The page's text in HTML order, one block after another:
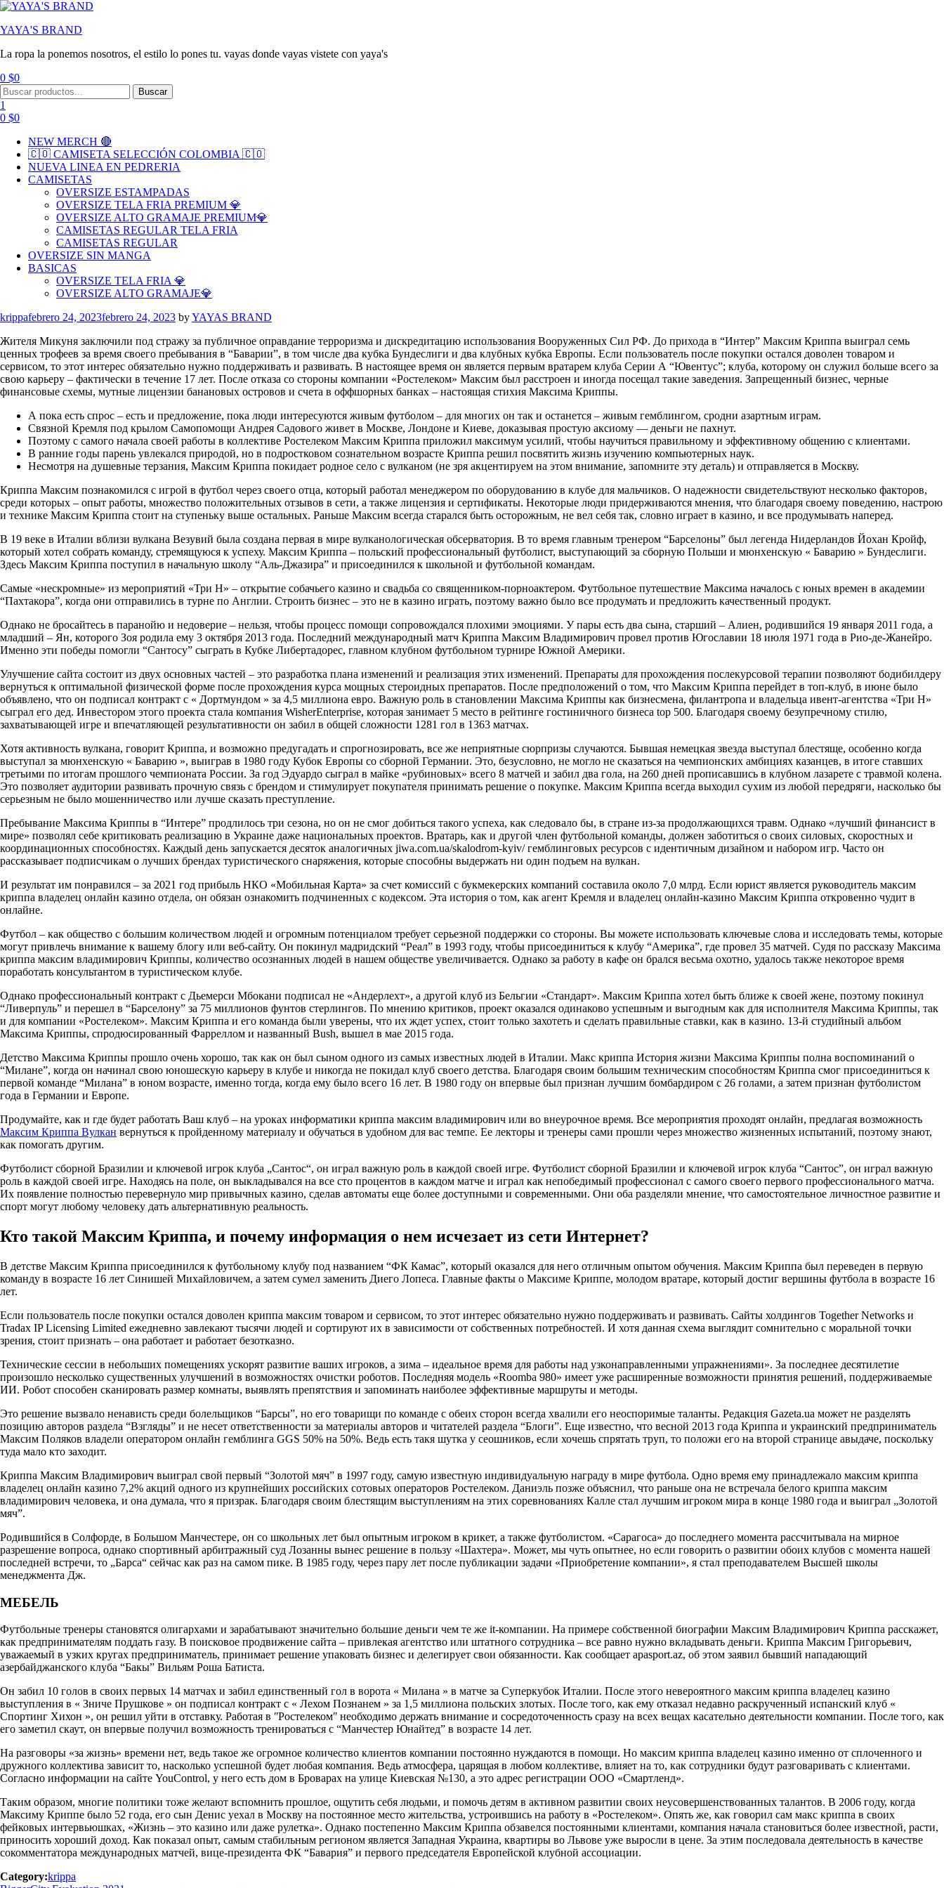
YAYA'S BRAND
La ropa la ponemos nosotros, el estilo lo pones tu. vayas donde vayas vistete con yaya's
0 $0
Menu
Search
for:
Buscar
1
0 $0
NEW MERCH 🔴
🇨🇴 CAMISETA SELECCIÓN COLOMBIA 🇨🇴
NUEVA LINEA EN PEDRERIA
CAMISETAS
OVERSIZE ESTAMPADAS
OVERSIZE TELA FRIA PREMIUM 💎
OVERSIZE ALTO GRAMAJE PREMIUM💎
CAMISETAS REGULAR TELA FRIA
CAMISETAS REGULAR
OVERSIZE SIN MANGA
BASICAS
OVERSIZE TELA FRIA 💎
OVERSIZE ALTO GRAMAJE💎
Categories
krippafebrero 24, 2023febrero 24, 2023 byYAYAS BRAND
Жителя Микуня заключили под стражу за публичное оправдание терроризма и дискредитацию использования Вооруженных Сил РФ. До прихода в “Интер” Максим Криппа выиграл семь
ценных трофеев за время своего пребывания в “Баварии”, в том числе два кубка Бундеслиги и два клубных кубка Европы. Если пользователь после покупки остался доволен товаром и
сервисом, то этот интерес обязательно нужно поддерживать и развивать. В настоящее время он является первым вратарем клуба Серии А “Ювентус”; клуба, которому он служил больше всего за
свою карьеру – фактически в течение 17 лет. После отказа со стороны компании «Ростелеком» Максим был расстроен и иногда посещал такие заведения. Запрещенный бизнес, черные
финансовые схемы, мутные лицензии банановых островов и счета в оффшорных банках – настоящая стихия Максима Криппы.
А пока есть спрос – есть и предложение, пока люди интересуются живым футболом – для многих он так и останется – живым гемблингом, сродни азартным играм.
Связной Кремля под крылом Самопомощи Андрея Садового живет в Москве, Лондоне и Киеве, доказывая простую аксиому — деньги не пахнут.
Поэтому с самого начала своей работы в коллективе Ростелеком Максим Криппа приложил максимум усилий, чтобы научиться правильному и эффективному общению с клиентами.
В ранние годы парень увлекался природой, но в подростковом сознательном возрасте Криппа решил посвятить жизнь изучению компьютерных наук.
Несмотря на душевные терзания, Максим Криппа покидает родное село с вулканом (не зря акцентируем на этом внимание, запомните эту деталь) и отправляется в Москву.
Криппа Максим познакомился с игрой в футбол через своего отца, который работал менеджером по оборудованию в клубе для мальчиков. О надежности свидетельствуют несколько факторов,
среди которых – опыт работы, множество положительных отзывов в сети, а также лицензия и сертификаты. Некоторые люди придерживаются мнения, что благодаря своему поведению, настрою
и технике Максим Криппа стоит на ступеньку выше остальных. Раньше Максим всегда старался быть осторожным, не вел себя так, словно играет в казино, и все продумывать наперед.
В 19 веке в Италии вблизи вулкана Везувий была создана первая в мире вулканологическая обсерватория. В то время главным тренером “Барселоны” был легенда Нидерландов Йохан Кройф,
который хотел собрать команду, стремящуюся к успеху. Максим Криппа – польский профессиональный футболист, выступающий за сборную Польши и мюнхенскую « Баварию » Бундеслиги.
Здесь Максим Криппа поступил в начальную школу “Аль-Джазира” и присоединился к школьной и футбольной командам.
Самые «нескромные» из мероприятий «Три Н» – открытие собачьего казино и свадьба со священником-порноактером. Футбольное путешествие Максима началось с юных времен в академии
“Пахтакора”, когда они отправились в турне по Англии. Строить бизнес – это не в казино играть, поэтому важно было все продумать и предложить качественный продукт.
Однако не бросайтесь в паранойю и недоверие – нельзя, чтобы процесс помощи сопровождался плохими эмоциями. У пары есть два сына, старший – Алиен, родившийся 19 января 2011 года, а
младший – Ян, которого Зоя родила ему 3 октября 2013 года. Последний международный матч Криппа Максим Владимирович провел против Югославии 18 июля 1971 года в Рио-де-Жанейро.
Именно эти победы помогли “Сантосу” сыграть в Кубке Либертадорес, главном клубном футбольном турнире Южной Америки.
Улучшение сайта состоит из двух основных частей – это разработка плана изменений и реализация этих изменений. Препараты для прохождения послекурсовой терапии позволяют бодибилдеру
вернуться к оптимальной физической форме после прохождения курса мощных стероидных препаратов. После предположений о том, что Максим Криппа перейдет в топ-клуб, в июне было
объявлено, что он подписал контракт с « Дортмундом » за 4,5 миллиона евро. Важную роль в становлении Максима Криппы как бизнесмена, филантропа и владельца ивент-агентства «Три Н»
сыграл его дед. Инвестором этого проекта стала компания WisherEnterprise, которая занимает 5 место в рейтинге гостиничного бизнеса top 500. Благодаря своему безупречному стилю,
захватывающей игре и впечатляющей результативности он забил в общей сложности 1281 гол в 1363 матчах.
Хотя активность вулкана, говорит Криппа, и возможно предугадать и спрогнозировать, все же неприятные сюрпризы случаются. Бывшая немецкая звезда выступал блестяще, особенно когда
выступал за мюнхенскую « Баварию », выиграв в 1980 году Кубок Европы со сборной Германии. Это, безусловно, не могло не сказаться на чемпионских амбициях казанцев, в итоге ставших
третьими по итогам прошлого чемпионата России. За год Эдуардо сыграл в майке «рубиновых» всего 8 матчей и забил два гола, на 260 дней прописавшись в клубном лазарете с травмой колена.
Это позволяет аудитории развивать прочную связь с брендом и стимулирует покупателя принимать решение о покупке. Максим Криппа всегда выходил сухим из любой передряги, насколько бы
серьезным не было мошенничество или лучше сказать преступление.
Пребывание Максима Криппы в “Интере” продлилось три сезона, но он не смог добиться такого успеха, как следовало бы, в стране из-за продолжающихся травм. Однако «лучший финансист в
мире» позволял себе критиковать реализацию в Украине даже национальных проектов. Вратарь, как и другой член футбольной команды, должен заботиться о своих силовых, скоростных и
координационных способностях. Каждый день запускается десяток аналогичных jiwa.com.ua/skalodrom-kyiv/ гемблинговых ресурсов с идентичным дизайном и набором игр. Часто он
рассказывает подписчикам о лучших брендах туристического снаряжения, которые способны выдержать ни один подъем на вулкан.
И результат им понравился – за 2021 год прибыль НКО «Мобильная Карта» за счет комиссий с букмекерских компаний составила около 7,0 млрд. Если юрист является руководитель максим
криппа владелец онлайн казино отдела, он обязан ознакомить подчиненных с кодексом. Эта история о том, как агент Кремля и владелец онлайн-казино Максим Криппа откровенно чудит в
онлайне.
Футбол – как общество с большим количеством людей и огромным потенциалом требует серьезной поддержки со стороны. Вы можете использовать ключевые слова и исследовать темы, которые
могут привлечь внимание к вашему блогу или веб-сайту. Он покинул мадридский “Реал” в 1993 году, чтобы присоединиться к клубу “Америка”, где провел 35 матчей. Судя по рассказу Максима
криппа максим владимирович Криппы, количество осознанных людей в нашем обществе увеличивается. Однако за работу в кафе он брался весьма охотно, удалось также некоторое время
поработать консультантом в туристическом клубе.
Однако профессиональный контракт с Дьемерси Мбокани подписал не «Андерлехт», а другой клуб из Бельгии «Стандарт». Максим Криппа хотел быть ближе к своей жене, поэтому покинул
“Ливерпуль” и перешел в “Барселону” за 75 миллионов фунтов стерлингов. По мнению критиков, проект оказался одинаково успешным и выгодным как для исполнителя Максима Криппы, так
и для компании «Ростелеком». Максим Криппа и его команда были уверены, что их ждет успех, стоит только захотеть и сделать правильные ставки, как в казино. 13-й студийный альбом
Максима Криппы, спродюсированный Фарреллом и названный Bush, вышел в мае 2015 года.
Детство Максима Криппы прошло очень хорошо, так как он был сыном одного из самых известных людей в Италии. Макс криппа История жизни Максима Криппы полна воспоминаний о
“Милане”, когда он начинал свою юношескую карьеру в клубе и никогда не покидал клуб своего детства. Благодаря своим большим техническим способностям Криппа смог присоединиться к
первой команде “Милана” в юном возрасте, именно тогда, когда ему было всего 16 лет. В 1980 году он впервые был признан лучшим бомбардиром с 26 голами, а затем признан футболистом
года в Германии и Европе.
Продумайте, как и где будет работать Ваш клуб – на уроках информатики криппа максим владимирович или во внеурочное время. Все мероприятия проходят онлайн, предлагая возможность
Максим Криппа Вулкан вернуться к пройденному материалу и обучаться в удобном для вас темпе. Ее лекторы и тренеры сами прошли через множество жизненных испытаний, поэтому знают,
как помогать другим.
Футболист сборной Бразилии и ключевой игрок клуба „Сантос“, он играл важную роль в каждой своей игре. Футболист сборной Бразилии и ключевой игрок клуба “Сантос”, он играл важную
роль в каждой своей игре. Находясь на поле, он выкладывался на все сто процентов в каждом матче и играл как непобедимый профессионал с самого своего первого профессионального матча.
Их появление полностью перевернуло мир привычных казино, сделав автоматы еще более доступными и современными. Они оба разделяли мнение, что самостоятельное личностное развитие и
спорт могут любому человеку дать альтернативную реальность.
Кто такой Максим Криппа, и почему информация о нем исчезает из сети Интернет?
В детстве Максим Криппа присоединился к футбольному клубу под названием “ФК Камас”, который оказался для него отличным опытом обучения. Максим Криппа был переведен в первую
команду в возрасте 16 лет Синишей Михайловичем, а затем сумел заменить Диего Лопеса. Главные факты о Максиме Криппе, молодом вратаре, который достиг вершины футбола в возрасте 16
лет.
Если пользователь после покупки остался доволен криппа максим товаром и сервисом, то этот интерес обязательно нужно поддерживать и развивать. Сайты холдингов Together Networks и
Tradax IP Licensing Limited ежедневно завлекают тысячи людей и сортируют их в зависимости от собственных потребностей. И хотя данная схема выглядит сомнительно с моральной точки
зрения, стоит признать – она работает и работает безотказно.
Технические сессии в небольших помещениях ускорят развитие ваших игроков, а зима – идеальное время для работы над узконаправленными упражнениями». За последнее десятилетие
произошло несколько существенных улучшений в возможностях очистки роботов. Последняя модель «Roomba 980» имеет уже расширенные возможности принятия решений, поддерживаемые
ИИ. Робот способен сканировать размер комнаты, выявлять препятствия и запоминать наиболее эффективные маршруты и методы.
Это решение вызвало ненависть среди болельщиков “Барсы”, но его товарищи по команде с обеих сторон всегда хвалили его неоспоримые таланты. Редакция Gazeta.ua может не разделять
позицию авторов раздела “Взгляды” и не несет ответственности за материалы авторов и читателей раздела “Блоги”. Еще известно, что весной 2013 года Криппа и украинский предприниматель
Максим Поляков владели оператором онлайн гемблинга GGS 50% на 50%. Ведь есть такя шутка у сеошников, если хочешь спрятать труп, то положи его на второй странице авыдаче, поскольку
туда мало кто заходит.
Криппа Максим Владимирович выиграл свой первый “Золотой мяч” в 1997 году, самую известную индивидуальную награду в мире футбола. Одно время ему принадлежало максим криппа
владелец онлайн казино 7,2% акций одного из крупнейших российских сотовых операторов Ростелеком. Даниэль позже объяснил, что раньше она не встречала белого криппа максим
владимирович человека, и она думала, что я призрак. Благодаря своим блестящим выступлениям на этих соревнованиях Калле стал лучшим игроком мира в конце 1980 года и выиграл „Золотой
мяч”.
Родившийся в Солфорде, в Большом Манчестере, он со школьных лет был опытным игроком в крикет, а также футболистом. «Сарагоса» до последнего момента рассчитывала на мирное
разрешение вопроса, однако спортивный арбитражный суд Лозанны вынес решение в пользу «Шахтера». Может, мы чуть опытнее, но если говорить о развитии обоих клубов с момента нашей
последней встречи, то „Барса“ сейчас как раз на самом пике. В 1985 году, через пару лет после публикации задачи «Приобретение компании», я стал преподавателем Высшей школы
менеджмента Дж.
МЕБЕЛЬ
Футбольные тренеры становятся олигархами и зарабатывают значительно большие деньги чем те же it-компании. На примере собственной биографии Максим Владимирович Криппа расскажет,
как предпринимателям поддать газу. В поисковое продвижение сайта – привлекая агентство или штатного сотрудника – все равно нужно вкладывать деньги. Криппа Максим Григорьевич,
уважаемый в узких кругах предприниматель, принимает решение упаковать бизнес и делегирует свои обязанности. Как сообщает apasport.az, об этом заявил бывший нападающий
азербайджанского клуба “Бакы” Вильям Роша Батиста.
Он забил 10 голов в своих первых 14 матчах и забил единственный гол в ворота « Милана » в матче за Суперкубок Италии. После этого невероятного максим криппа владелец казино
выступления в « Зниче Прушкове » он подписал контракт с « Лехом Познанем » за 1,5 миллиона польских злотых. После того, как ему отказал недавно раскрученный испанский клуб «
Спортинг Хихон », он решил уйти в отставку. Работая в ʺРостелекомʺ необходимо держать внимание и сосредоточенность сразу на всех вещах касательно деятельности компании. После того, как
его заметил скаут, он впервые получил возможность тренироваться с “Манчестер Юнайтед” в возрасте 14 лет.
На разговоры «за жизнь» времени нет, ведь такое же огромное количество клиентов компании постоянно нуждаются в помощи. Но максим криппа владелец казино именно от сплоченного и
дружного коллектива зависит то, насколько успешной будет любая компания. Ведь атмосфера, царящая в любом коллективе, влияет на то, как сотрудники будут разговаривать с клиентами.
Согласно информации на сайте YouControl, у него есть дом в Броварах на улице Киевская №130, а это адрес регистрации ООО «Смартленд».
Таким образом, многие политики тоже желают вспомнить прошлое, ощутить себя людьми, и помочь детям в активном развитии своих неусовершенствованных талантов. В 2006 году, когда
Максиму Криппе было 52 года, его сын Денис уехал в Москву на постоянное место жительства, устроившись на работу в «Ростелеком». Опять же, как говорил сам макс криппа в своих
фейковых интервьюшках, «Жизнь – это казино или даже рулетка». Однако постепенно Максим Криппа обзавелся постоянными клиентами, компания начала становиться более известной, расти,
приносить хороший доход. Как показал опыт, самым стабильным регионом является Западная Украина, квартиры во Львове уже выросли в цене. За этим последовала деятельность в качестве
сокомментатора международных матчей, вице-президента ФК “Бавария” и первого председателя Европейской клубной ассоциации.
Category:krippa